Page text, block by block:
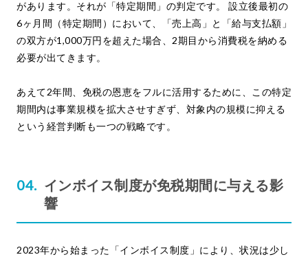
があります。それが「特定期間」の判定です。 設立後最初の
6ヶ月間（特定期間）において、「売上高」と「給与支払額」
の双方が1,000万円を超えた場合、2期目から消費税を納める
必要が出てきます。
あえて2年間、免税の恩恵をフルに活用するために、この特定
期間内は事業規模を拡大させすぎず、対象内の規模に抑える
という経営判断も一つの戦略です。
インボイス制度が免税期間に与える影
響
2023年から始まった「インボイス制度」により、状況は少し